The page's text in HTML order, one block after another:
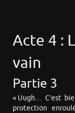
Acte 4 :
vain
Partie 3
« Uugh… C’est
protection